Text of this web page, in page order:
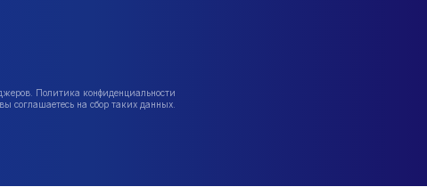
Политика конфиденциальности
соглашаетесь на сбор таких данных.